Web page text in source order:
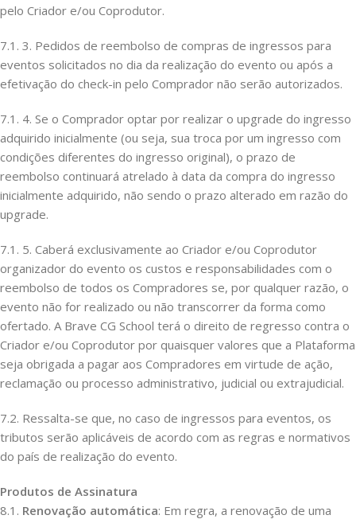
pelo Criador e/ou Coprodutor.
7.1. 3. Pedidos de reembolso de compras de ingressos para
eventos solicitados no dia da realização do evento ou após a
efetivação do check-in pelo Comprador não serão autorizados.
7.1. 4. Se o Comprador optar por realizar o upgrade do ingresso
adquirido inicialmente (ou seja, sua troca por um ingresso com
condições diferentes do ingresso original), o prazo de
reembolso continuará atrelado à data da compra do ingresso
inicialmente adquirido, não sendo o prazo alterado em razão do
upgrade.
7.1. 5. Caberá exclusivamente ao Criador e/ou Coprodutor
organizador do evento os custos e responsabilidades com o
reembolso de todos os Compradores se, por qualquer razão, o
evento não for realizado ou não transcorrer da forma como
ofertado. A Brave CG School terá o direito de regresso contra o
Criador e/ou Coprodutor por quaisquer valores que a Plataforma
seja obrigada a pagar aos Compradores em virtude de ação,
reclamação ou processo administrativo, judicial ou extrajudicial.
7.2. Ressalta-se que, no caso de ingressos para eventos, os
tributos serão aplicáveis de acordo com as regras e normativos
do país de realização do evento.
Produtos de Assinatura
8.1. Renovação automática: Em regra, a renovação de uma